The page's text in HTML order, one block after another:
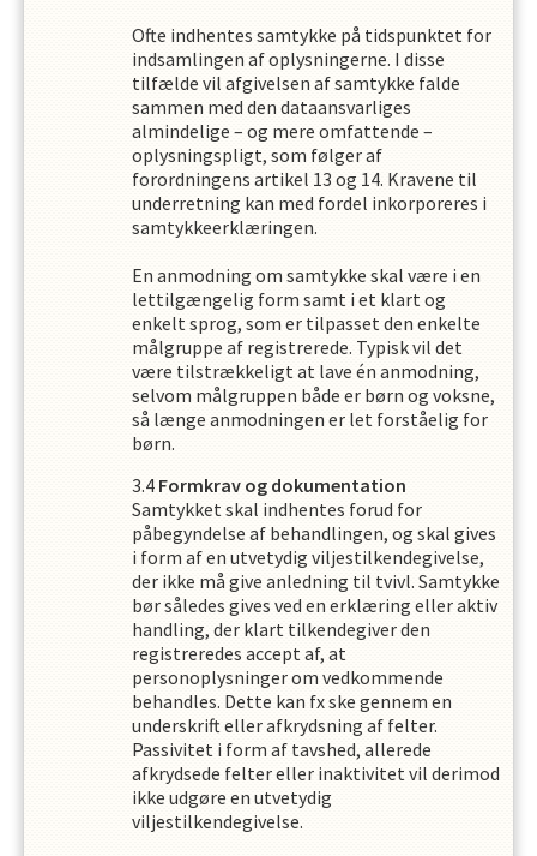
Ofte indhentes samtykke på tidspunktet for
indsamlingen af oplysningerne. I disse
tilfælde vil afgivelsen af samtykke falde
sammen med den dataansvarliges
almindelige – og mere omfattende –
oplysningspligt, som følger af
forordningens artikel 13 og 14. Kravene til
underretning kan med fordel inkorporeres i
samtykkeerklæringen.
En anmodning om samtykke skal være i en
lettilgængelig form samt i et klart og
enkelt sprog, som er tilpasset den enkelte
målgruppe af registrerede. Typisk vil det
være tilstrækkeligt at lave én anmodning,
selvom målgruppen både er børn og voksne,
så længe anmodningen er let forståelig for
børn.
Formkrav og dokumentation
Samtykket skal indhentes forud for
påbegyndelse af behandlingen, og skal gives
i form af en utvetydig viljestilkendegivelse,
der ikke må give anledning til tvivl. Samtykke
bør således gives ved en erklæring eller aktiv
handling, der klart tilkendegiver den
registreredes accept af, at
personoplysninger om vedkommende
behandles. Dette kan fx ske gennem en
underskrift eller afkrydsning af felter.
Passivitet i form af tavshed, allerede
afkrydsede felter eller inaktivitet vil derimod
ikke udgøre en utvetydig
viljestilkendegivelse.